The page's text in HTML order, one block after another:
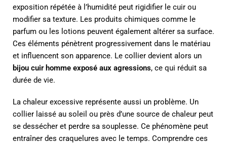
exposition répétée à l’humidité peut rigidifier le cuir ou
modifier sa texture. Les produits chimiques comme le
parfum ou les lotions peuvent également altérer sa surface.
Ces éléments pénètrent progressivement dans le matériau
et influencent son apparence. Le collier devient alors un
bijou cuir homme exposé aux agressions, ce qui réduit sa
durée de vie.
La chaleur excessive représente aussi un problème. Un
collier laissé au soleil ou près d’une source de chaleur peut
se dessécher et perdre sa souplesse. Ce phénomène peut
entraîner des craquelures avec le temps. Comprendre ces